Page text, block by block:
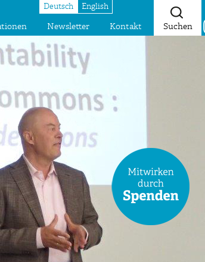
Newsletter Kontakt Suchen
Deutsch English